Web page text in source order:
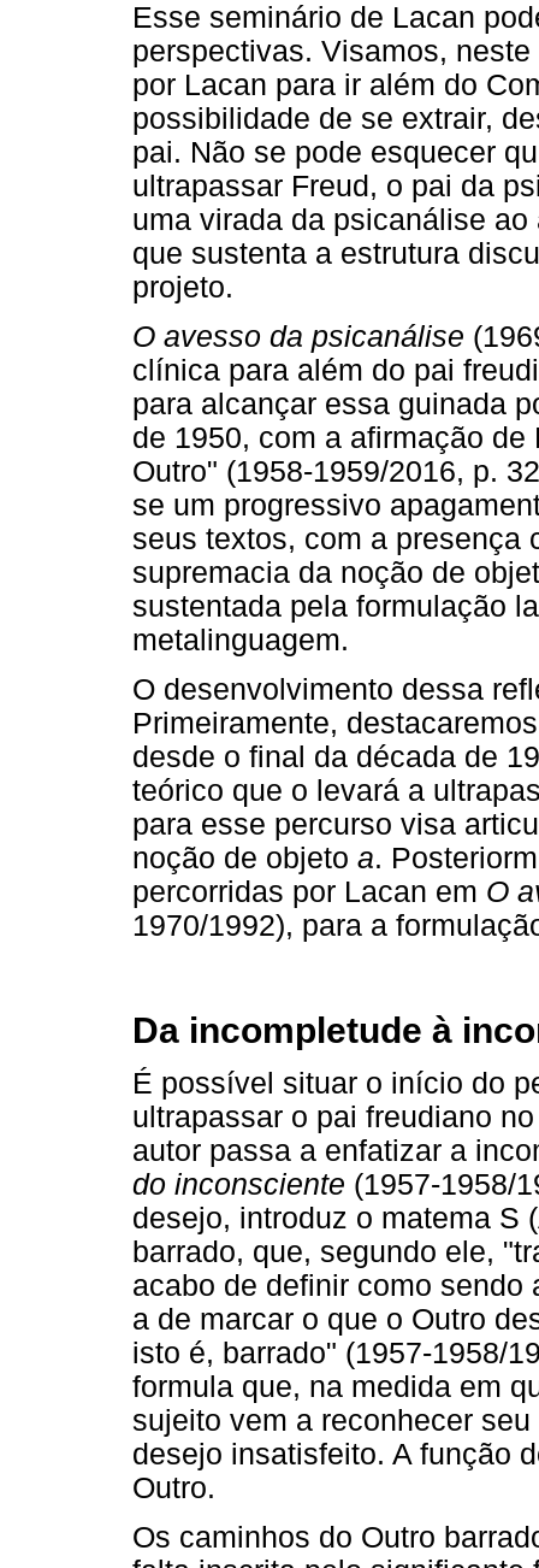
Esse seminário de Lacan
perspectivas. Visamos,
por Lacan para ir além do
possibilidade de se extrair,
pai. Não se pode esquecer
ultrapassar Freud, o pai da
uma virada da psicanálise
que sustenta a estrutura
projeto.
O avesso da psicanálise
clínica para além do pai
para alcançar essa guinada
de 1950, com a afirmação
Outro" (1958-1959/2016, p.
se um progressivo
seus textos, com a
supremacia da noção de
sustentada pela formulação
metalinguagem.
O desenvolvimento dessa
Primeiramente,
desde o final da década de
teórico que o levará a
para esse percurso visa
noção de objeto a.
percorridas por Lacan em O
1970/1992), para a
Da incompletude à
É possível situar o início do
ultrapassar o pai freudiano
autor passa a enfatizar a
do inconsciente (1957-1958/
desejo, introduz o matema S
barrado, que, segundo ele,
acabo de definir como
a de marcar o que o Outro
isto é, barrado" (1957-1958/
formula que, na medida em
sujeito vem a reconhecer
desejo insatisfeito. A função
Outro.
Os caminhos do Outro